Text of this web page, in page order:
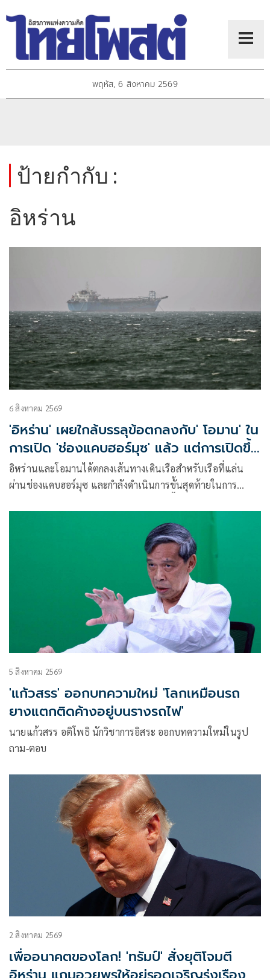
พฤหัส, 6 สิงหาคม 2569
ป้ายกำกับ :
อิหร่าน
6 สิงหาคม 2569
'อิหร่าน' เผยใกล้บรรลุข้อตกลงกับ' โอมาน' ใน
การเปิด 'ช่องแคบฮอร์มุซ' แล้ว แต่การเปิดขึ้น
อยู่กับสหรัฐฯ
อิหร่านและโอมานได้ตกลงเส้นทางเดินเรือสำหรับเรือที่แล่น
ผ่านช่องแคบฮอร์มุซ และกำลังดำเนินการขั้นสุดท้ายในการ
จะเน้นย้ำถึงความเสี่ยงที่ยังคงมีอยู่สำหรับการขนส่งทางเรือใน
5 สิงหาคม 2569
'แก้วสรร' ออกบทความใหม่ 'โลกเหมือนรถ
ยางแตกติดค้างอยู่บนรางรถไฟ'
นายแก้วสรร อติโพธิ นักวิชาการอิสระ ออกบทความใหม่ในรูป
ถาม-ตอบ
2 สิงหาคม 2569
เพื่ออนาคตของโลก! 'ทรัมป์' สั่งยุติโจมตี